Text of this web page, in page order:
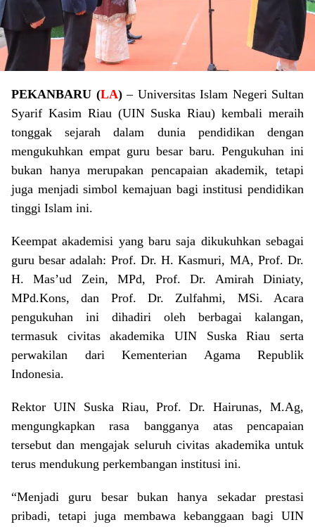
PEKANBARU (LA)– Universitas Islam Negeri Sultan
Syarif Kasim Riau (UIN Suska Riau) kembali meraih
tonggak sejarah dalam dunia pendidikan dengan
mengukuhkan empat guru besar baru. Pengukuhan ini
bukan hanya merupakan pencapaian akademik, tetapi
juga menjadi simbol kemajuan bagi institusi pendidikan
tinggi Islam ini.
Keempat akademisi yang baru saja dikukuhkan sebagai
guru besar adalah: Prof. Dr. H. Kasmuri, MA, Prof. Dr.
H. Mas’ud Zein, MPd, Prof. Dr. Amirah Diniaty,
MPd.Kons, dan Prof. Dr. Zulfahmi, MSi. Acara
pengukuhan ini dihadiri oleh berbagai kalangan,
termasuk civitas akademika UIN Suska Riau serta
perwakilan dari Kementerian Agama Republik
Indonesia.
Rektor UIN Suska Riau, Prof. Dr. Hairunas, M.Ag,
mengungkapkan rasa bangganya atas pencapaian
tersebut dan mengajak seluruh civitas akademika untuk
terus mendukung perkembangan institusi ini.
“Menjadi guru besar bukan hanya sekadar prestasi
pribadi, tetapi juga membawa kebanggaan bagi UIN